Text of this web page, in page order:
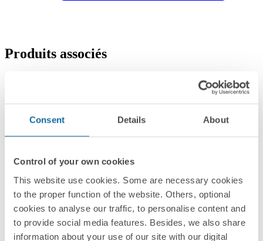
Consent Details About
Control of your own cookies
This website use cookies. Some are necessary cookies
to the proper function of the website. Others, optional
cookies to analyse our traffic, to personalise content and
to provide social media features. Besides, we also share
information about your use of our site with our digital
Produits associés
54101-33
Interrupteur 16AX connexion à vis avec griffes aluminium Simon
54
Aluminium